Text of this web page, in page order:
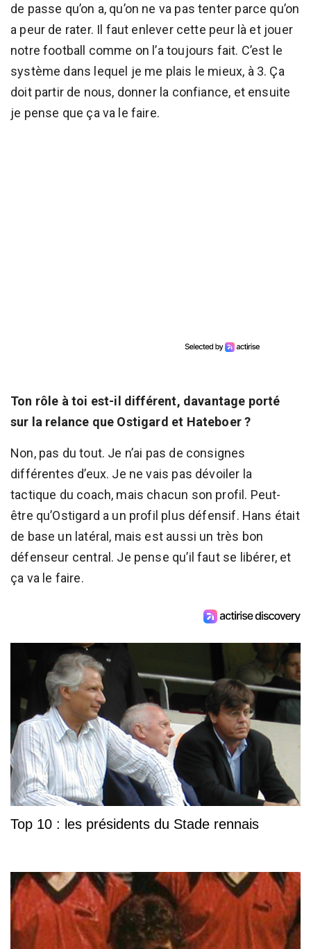
de passe qu’on a, qu’on ne va pas tenter parce qu’on
a peur de rater. Il faut enlever cette peur là et jouer
notre football comme on l’a toujours fait. C’est le
système dans lequel je me plais le mieux, à 3. Ça
doit partir de nous, donner la confiance, et ensuite
je pense que ça va le faire.
Ton rôle à toi est-il différent, davantage porté
sur la relance que Ostigard et Hateboer ?
Non, pas du tout. Je n’ai pas de consignes
différentes d’eux. Je ne vais pas dévoiler la
tactique du coach, mais chacun son profil. Peut-
être qu’Ostigard a un profil plus défensif. Hans était
de base un latéral, mais est aussi un très bon
défenseur central. Je pense qu’il faut se libérer, et
ça va le faire.
Top 10 : les présidents du Stade rennais